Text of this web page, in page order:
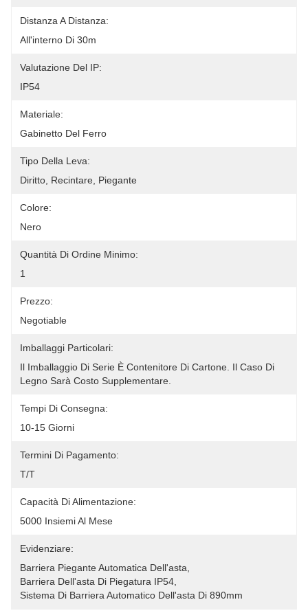
Distanza A Distanza:
All'interno Di 30m
Valutazione Del IP:
IP54
Materiale:
Gabinetto Del Ferro
Tipo Della Leva:
Diritto, Recintare, Piegante
Colore:
Nero
Quantità Di Ordine Minimo:
1
Prezzo:
Negotiable
Imballaggi Particolari:
Il Imballaggio Di Serie È Contenitore Di Cartone. Il Caso Di
Legno Sarà Costo Supplementare.
Tempi Di Consegna:
10-15 Giorni
Termini Di Pagamento:
T/T
Capacità Di Alimentazione:
5000 Insiemi Al Mese
Evidenziare:
Barriera Piegante Automatica Dell'asta
Barriera Dell'asta Di Piegatura IP54
Sistema Di Barriera Automatico Dell'asta Di 890mm